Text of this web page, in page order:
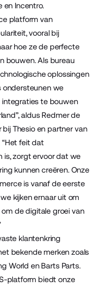
en Incentro.
platform van
vooral bij
hoe ze de perfecte
bouwen. Als bureau
oplossingen
ondersteunen we
integraties te bouwen
aldus Redmer de
Thesio en partner van
“Het feit dat
is, zorgt ervoor dat we
kunnen creëren. Onze
is vanaf de eerste
kijken ernaar uit om
de digitale groei van
klantenkring
bekende merken zoals
World en Barts Parts.
platform biedt onze